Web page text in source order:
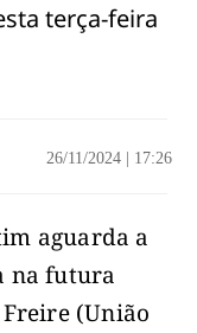
terça-feira
26/11/2024 17:26
aguarda a
na futura
(União